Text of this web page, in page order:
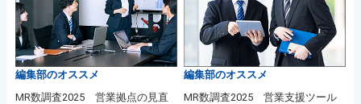
編集部のオススメ
MR数調査2025 営業拠点の見直
編集部のオススメ
MR数調査2025 営業支援ツール